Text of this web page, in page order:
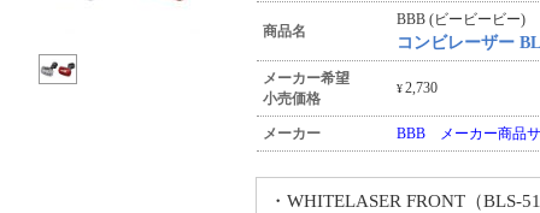
商品名
BBB (ビービービー)
コンビレーザー
メーカー希望
小売価格
¥2,730
メーカー BBB メーカー商品
・WHITELASER FRONT（BLS-